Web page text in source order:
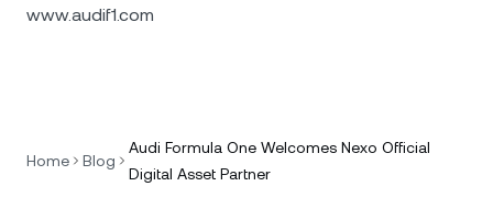
www.audif1.com
Home Blog
Audi Formula One Welcomes Nexo Official
Digital Asset Partner